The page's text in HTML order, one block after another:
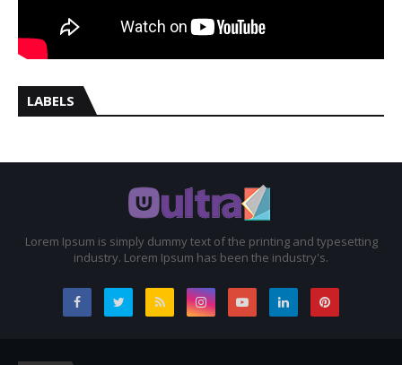
LABELS
Lorem Ipsum is simply dummy text of the printing and typesetting
industry. Lorem Ipsum has been the industry's.